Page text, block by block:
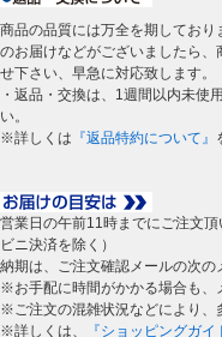
商品の品質には万全を期してお
のお届けなどがございましたら
せ下さい、早急に対応致します。
・返品・交換は、1週間以内未使
い。
※詳しくは 『返品特約について』
営業日の午前11時までにご注文
ビニ決済を除く）
納期は、ご注文確認メールの次の
※お手配に時間がかかる場合も、
※ご注文の混雑状況などにより、
※詳しくは、
『ショッピングガイ